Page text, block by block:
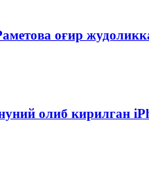
оғир
олиб кирилган